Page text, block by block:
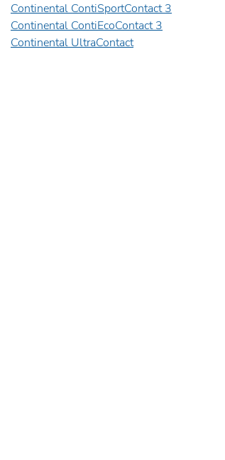
Continental ContiSportContact 3
Continental ContiEcoContact 3
Continental UltraContact